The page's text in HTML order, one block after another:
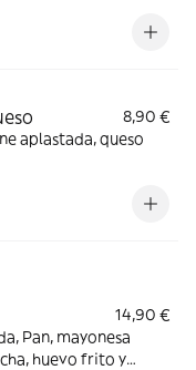
8,90 €
aplastada, queso
14,90 €
Pan, mayonesa
huevo frito y